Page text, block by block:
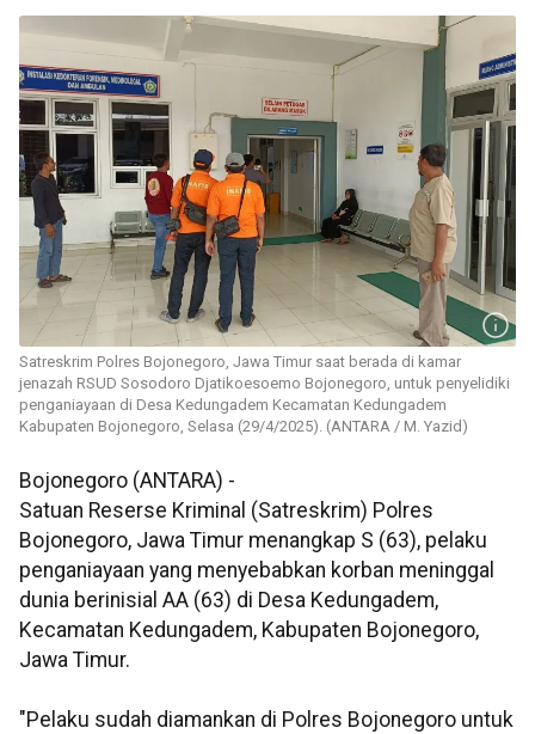
Satreskrim Polres Bojonegoro, Jawa Timur saat berada di kamar
jenazah RSUD Sosodoro Djatikoesoemo Bojonegoro, untuk penyelidiki
penganiayaan di Desa Kedungadem Kecamatan Kedungadem
Kabupaten Bojonegoro, Selasa (29/4/2025). (ANTARA / M. Yazid)
Bojonegoro (ANTARA) -
Satuan Reserse Kriminal (Satreskrim) Polres
Bojonegoro, Jawa Timur menangkap S (63), pelaku
penganiayaan yang menyebabkan korban meninggal
dunia berinisial AA (63) di Desa Kedungadem,
Kecamatan Kedungadem, Kabupaten Bojonegoro,
Jawa Timur.
"Pelaku sudah diamankan di Polres Bojonegoro untuk